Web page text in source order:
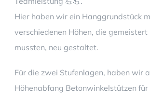
Hier haben wir ein Hanggrundstück
verschiedenen Höhen, die
mussten, neu gestaltet.
Für die zwei Stufenlagen, haben wir
Höhenabfang Betonwinkelstützen